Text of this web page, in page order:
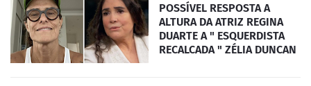
POSSÍVEL RESPOSTA A
ALTURA DA ATRIZ REGINA
DUARTE A " ESQUERDISTA
RECALCADA " ZÉLIA DUNCAN